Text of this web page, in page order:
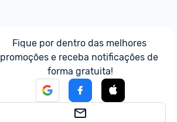
Fique por dentro das melhores
promoções e receba notificações de
forma gratuita!